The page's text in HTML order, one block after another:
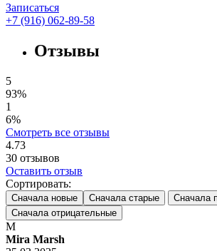
Записаться
+7 (916) 062-89-58
Отзывы
5
93%
1
6%
Смотреть все отзывы
4.73
30 отзывов
Оставить отзыв
Сортировать:
Сначала новые Сначала старые
Сначала
Сначала отрицательные
M
Mira Marsh